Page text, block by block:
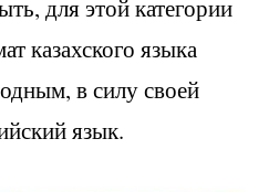
для этой категории
казахского языка
в силу своей
язык.